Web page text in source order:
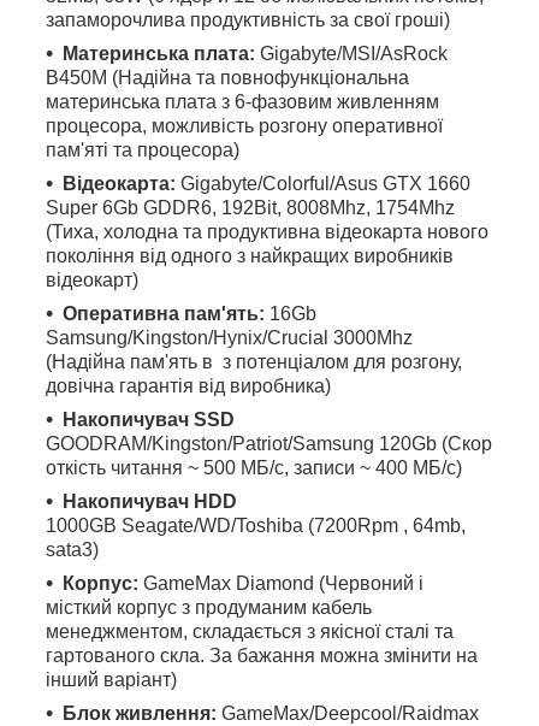
запаморочлива продуктивність за свої гроші)
Материнська плата: Gigabyte/MSI/AsRock
B450M (Надійна та повнофункціональна
материнська плата з 6-фазовим живленням
процесора, можливість розгону оперативної
пам'яті та процесора)
Відеокарта: Gigabyte/Colorful/Asus GTX 1660
Super 6Gb GDDR6, 192Bit, 8008Mhz, 1754Mhz
(Тиха, холодна та продуктивна відеокарта нового
покоління від одного з найкращих виробників
відеокарт)
Оперативна пам'ять: 16Gb
Samsung/Kingston/Hynix/Crucial 3000Mhz
(Надійна пам'ять в з потенціалом для розгону,
довічна гарантія від виробника)
Накопичувач SSD
GOODRAM/Kingston/Patriot/Samsung 120Gb (Скор
откість читання ~ 500 МБ/с, записи ~ 400 МБ/с)
Накопичувач HDD
1000GB Seagate/WD/Toshiba (7200Rpm , 64mb,
sata3)
Корпус: GameMax Diamond (Червоний і
місткий корпус з продуманим кабель
менеджментом, складається з якісної сталі та
гартованого скла. За бажання можна змінити на
інший варіант)
Блок живлення: GameMax/Deepcool/Raidmax